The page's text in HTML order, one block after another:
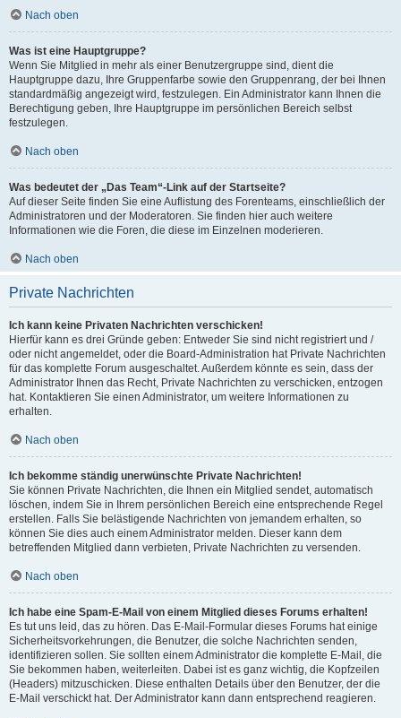
Nach oben
Was ist eine Hauptgruppe?
Wenn Sie Mitglied in mehr als einer Benutzergruppe sind, dient die
Hauptgruppe dazu, Ihre Gruppenfarbe sowie den Gruppenrang, der bei Ihnen
standardmäßig angezeigt wird, festzulegen. Ein Administrator kann Ihnen die
Berechtigung geben, Ihre Hauptgruppe im persönlichen Bereich selbst
festzulegen.
Nach oben
Was bedeutet der „Das Team“-Link auf der Startseite?
Auf dieser Seite finden Sie eine Auflistung des Forenteams, einschließlich der
Administratoren und der Moderatoren. Sie finden hier auch weitere
Informationen wie die Foren, die diese im Einzelnen moderieren.
Nach oben
Private Nachrichten
Ich kann keine Privaten Nachrichten verschicken!
Hierfür kann es drei Gründe geben: Entweder Sie sind nicht registriert und /
oder nicht angemeldet, oder die Board-Administration hat Private Nachrichten
für das komplette Forum ausgeschaltet. Außerdem könnte es sein, dass der
Administrator Ihnen das Recht, Private Nachrichten zu verschicken, entzogen
hat. Kontaktieren Sie einen Administrator, um weitere Informationen zu
erhalten.
Nach oben
Ich bekomme ständig unerwünschte Private Nachrichten!
Sie können Private Nachrichten, die Ihnen ein Mitglied sendet, automatisch
löschen, indem Sie in Ihrem persönlichen Bereich eine entsprechende Regel
erstellen. Falls Sie belästigende Nachrichten von jemandem erhalten, so
können Sie dies auch einem Administrator melden. Dieser kann dem
betreffenden Mitglied dann verbieten, Private Nachrichten zu versenden.
Nach oben
Ich habe eine Spam-E-Mail von einem Mitglied dieses Forums erhalten!
Es tut uns leid, das zu hören. Das E-Mail-Formular dieses Forums hat einige
Sicherheitsvorkehrungen, die Benutzer, die solche Nachrichten senden,
identifizieren sollen. Sie sollten einem Administrator die komplette E-Mail, die
Sie bekommen haben, weiterleiten. Dabei ist es ganz wichtig, die Kopfzeilen
(Headers) mitzuschicken. Diese enthalten Details über den Benutzer, der die
E-Mail verschickt hat. Der Administrator kann dann entsprechend reagieren.